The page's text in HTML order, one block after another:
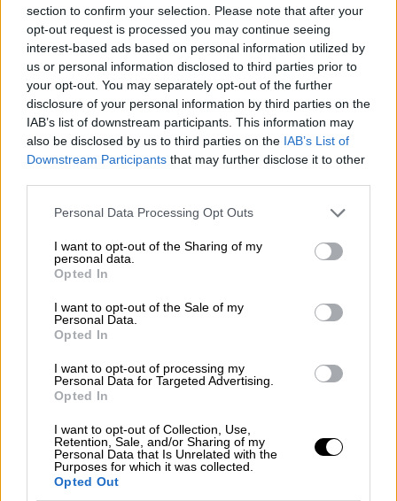
section to confirm your selection. Please note that after your
opt-out request is processed you may continue seeing
interest-based ads based on personal information utilized by
us or personal information disclosed to third parties prior to
your opt-out. You may separately opt-out of the further
disclosure of your personal information by third parties on the
IAB’s list of downstream participants. This information may
also be disclosed by us to third parties on the IAB’s List of
Downstream Participants that may further disclose it to other
Please note that this website/app uses one or more Google
not limited to your visit or usage behaviour. You may click to
grant or deny consent to Google and its third-party tags to
use your data for below specified purposes in below Google
consent section.
Personal Data Processing Opt Outs
I want to opt-out of the Sharing of my
personal data.
Opted In
I want to opt-out of the Sale of my
Personal Data.
Opted In
I want to opt-out of processing my
Personal Data for Targeted Advertising.
Opted In
I want to opt-out of Collection, Use,
Retention, Sale, and/or Sharing of my
Personal Data that Is Unrelated with the
Purposes for which it was collected.
Opted Out
Ελλάδα|01.11.2019 13:02
Έβρος: «Μπλόκο» μεταναστών σε
υποψήφια περιφερειακή σύμβουλο
Η νεαρή εκπαιδευτικός, ενώ οδηγούσε προς
το σχολείο όπου διδάσκει, είδε μια ομάδα
20-30 ατόμων να της φράζουν τον δρόμο
Lifestyle|03.09.2019 23:11